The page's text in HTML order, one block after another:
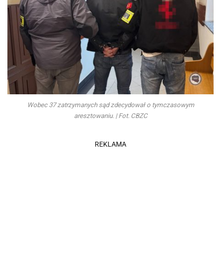
Wobec 37 zatrzymanych sąd zdecydował o tymczasowym
aresztowaniu. | Fot. CBZC
REKLAMA